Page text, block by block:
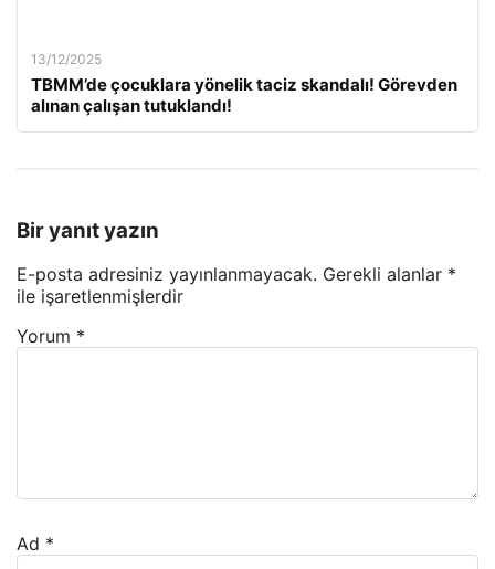
13/12/2025
TBMM’de çocuklara yönelik taciz skandalı! Görevden
alınan çalışan tutuklandı!
Bir yanıt yazın
E-posta adresiniz yayınlanmayacak. Gerekli alanlar *
ile işaretlenmişlerdir
Yorum *
Ad *